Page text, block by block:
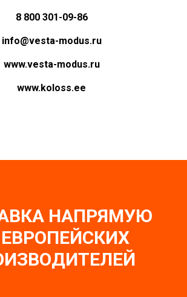
8 800 301-09-86
info@vesta-modus.ru
www.vesta-modus.ru
www.koloss.ee
НАПРЯМУЮ